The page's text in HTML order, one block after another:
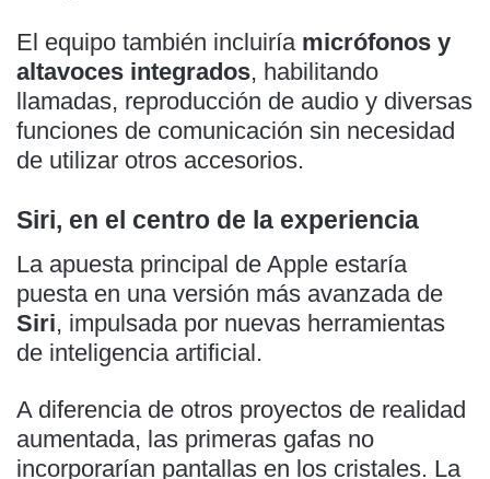
El equipo también incluiría micrófonos y
altavoces integrados, habilitando
llamadas, reproducción de audio y diversas
funciones de comunicación sin necesidad
de utilizar otros accesorios.
Siri, en el centro de la experiencia
La apuesta principal de Apple estaría
puesta en una versión más avanzada de
Siri, impulsada por nuevas herramientas
de inteligencia artificial.
A diferencia de otros proyectos de realidad
aumentada, las primeras gafas no
incorporarían pantallas en los cristales. La